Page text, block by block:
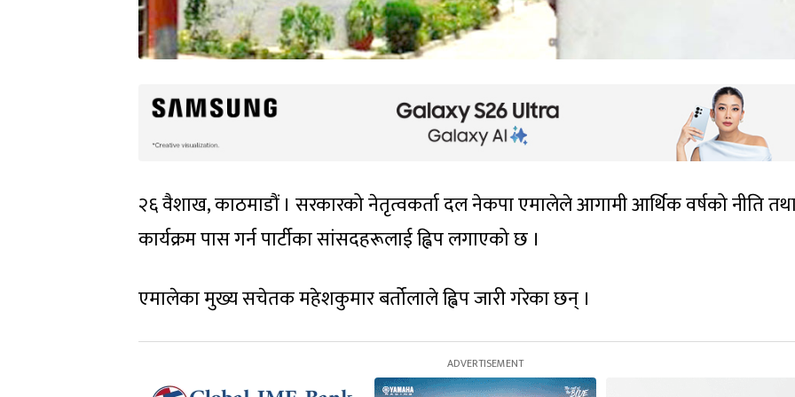
२६ वैशाख, काठमाडौं । सरकारको नेतृत्वकर्ता दल नेकपा एमालेले आगामी आर्थिक वर्षको नीति
कार्यक्रम पास गर्न पार्टीका सांसदहरूलाई ह्विप लगाएको छ ।
एमालेका मुख्य सचेतक महेशकुमार बर्तोलाले ह्विप जारी गरेका छन् ।